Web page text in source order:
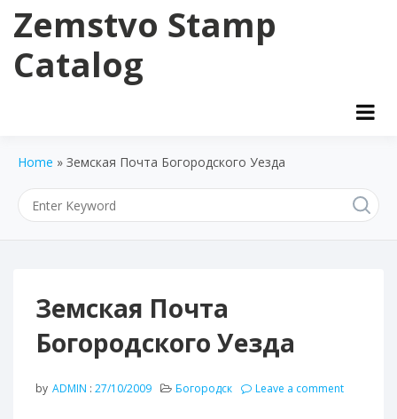
content
Zemstvo Stamp
Catalog
Home » Земская Почта Богородского Уезда
Земская Почта
Богородского Уезда
by ADMIN : 27/10/2009 Богородск Leave a comment